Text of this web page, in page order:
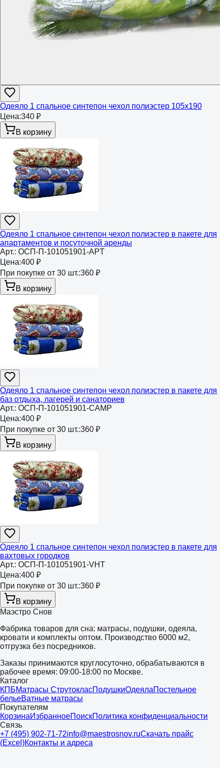
Одеяло 1 спальное синтепон чехол полиэстер 105х190
Цена:340 ₽
В корзину
Одеяло 1 спальное синтепон чехол полиэстер в пакете для
апартаментов и посуточной аренды
Арт.: ОСП-П-101051901-APT
Цена:400 ₽
При покупке от 30 шт.:360 ₽
В корзину
Одеяло 1 спальное синтепон чехол полиэстер в пакете для
баз отдыха, лагерей и санаториев
Арт.: ОСП-П-101051901-CAMP
Цена:400 ₽
При покупке от 30 шт.:360 ₽
В корзину
Одеяло 1 спальное синтепон чехол полиэстер в пакете для
вахтовых городков
Арт.: ОСП-П-101051901-VHT
Цена:400 ₽
При покупке от 30 шт.:360 ₽
В корзину
Маэстро Снов
Фабрика товаров для сна: матрасы, подушки, одеяла,
кровати и комплекты оптом. Производство 6000 м2,
отгрузка без посредников.
Заказы принимаются круглосуточно, обрабатываются в
рабочее время: 09:00-18:00 по Москве.
Каталог
КПБМатрасы СтрутокласПодушкиОдеялаПостельное
бельеВатные матрасы
Покупателям
КорзинаИзбранноеПоискПолитика конфиденциальности
Связь
+7 (495) 902-71-72info@maestrosnov.ruСкачать прайс
(Excel)Контакты и адреса